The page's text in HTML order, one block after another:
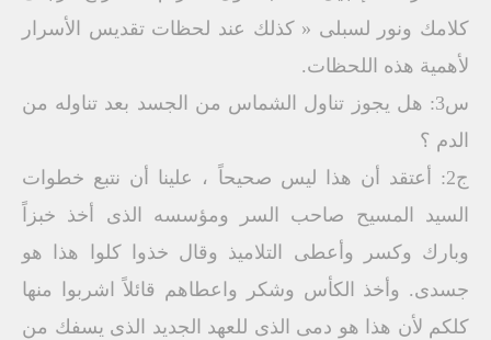
كلامك ونور لسبلى « كذلك عند لحظات تقديس الأسرار
لأهمية هذه اللحظات.
س3: هل يجوز تناول الشماس من الجسد بعد تناوله من
الدم ؟
ج2: أعتقد أن هذا ليس صحيحاً ، علينا أن نتبع خطوات
السيد المسيح صاحب السر ومؤسسه الذى أخذ خبزاً
وبارك وكسر وأعطى التلاميذ وقال خذوا كلوا هذا هو
جسدى. وأخذ الكأس وشكر واعطاهم قائلاً اشربوا منها
كلكم لأن هذا هو دمى الذى للعهد الجديد الذى يسفك من